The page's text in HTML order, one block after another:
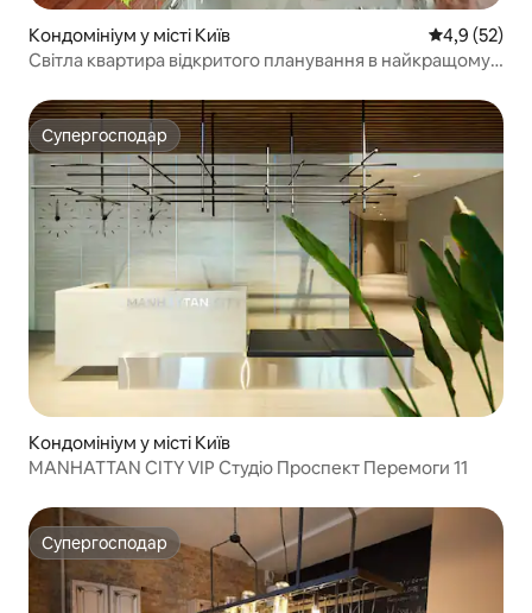
Кондомініум у місті Київ Середня
4,9 (52)
Світла квартира відкритого планування в найкращому
Супергосподар
Супергосподар
Кондомініум у місті Київ
MANHATTAN CITY VIP Студіо Проспект Перемоги 11
Супергосподар
Супергосподар